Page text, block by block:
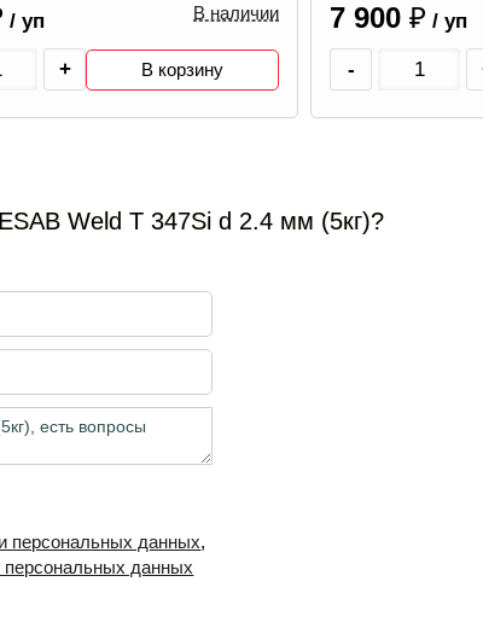
₽/ уп
В наличии
В корзину
8 800 ₽/ уп
Weld T 347Si d 2.4 мм (5кг)?
персональных данных,
персональных данных